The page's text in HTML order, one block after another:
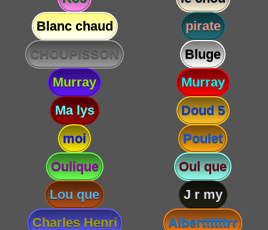
Blanc chaud
pirate
CHOUPISSON
Bluge
Murray
Murray
Ma lys
Doud 5
moi
Poulet
Oulique
Oul que
Lou que
J r my
Charles Henri
Alberttttttrr